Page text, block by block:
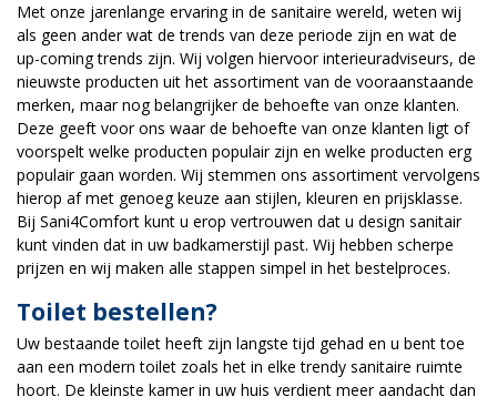
Met onze jarenlange ervaring in de sanitaire wereld, weten wij
als geen ander wat de trends van deze periode zijn en wat de
up-coming trends zijn. Wij volgen hiervoor interieuradviseurs, de
nieuwste producten uit het assortiment van de vooraanstaande
merken, maar nog belangrijker de behoefte van onze klanten.
Deze geeft voor ons waar de behoefte van onze klanten ligt of
voorspelt welke producten populair zijn en welke producten erg
populair gaan worden. Wij stemmen ons assortiment vervolgens
hierop af met genoeg keuze aan stijlen, kleuren en prijsklasse.
Bij Sani4Comfort kunt u erop vertrouwen dat u design sanitair
kunt vinden dat in uw badkamerstijl past. Wij hebben scherpe
prijzen en wij maken alle stappen simpel in het bestelproces.
Toilet bestellen?
Uw bestaande toilet heeft zijn langste tijd gehad en u bent toe
aan een modern toilet zoals het in elke trendy sanitaire ruimte
hoort. De kleinste kamer in uw huis verdient meer aandacht dan